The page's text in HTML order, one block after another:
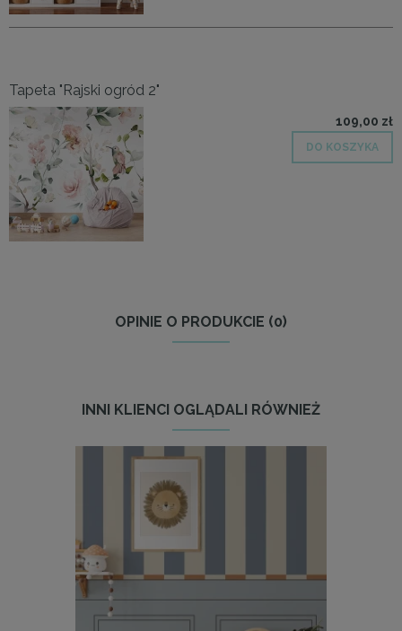
Tapeta "Rajski ogród 2"
109,00 zł
DO KOSZYKA
OPINIE O PRODUKCIE (0)
INNI KLIENCI OGLĄDALI RÓWNIEŻ